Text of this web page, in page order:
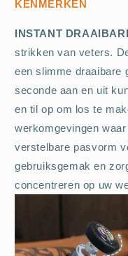
KENMERKEN
INSTANT
strikken van veters.
een slimme draaibare
seconde aan en uit
en til op om los te
werkomgevingen
verstelbare pasvorm
gebruiksgemak en
concentreren op uw